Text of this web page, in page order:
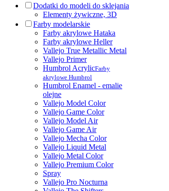
Dodatki do modeli do sklejania
Elementy żywiczne, 3D
Farby modelarskie
Farby akrylowe Hataka
Farby akrylowe Heller
Vallejo True Metallic Metal
Vallejo Primer
Humbrol AcrylicFarby
akrylowe Humbrol
Humbrol Enamel - emalie
olejne
Vallejo Model Color
Vallejo Game Color
Vallejo Model Air
Vallejo Game Air
Vallejo Mecha Color
Vallejo Liquid Metal
Vallejo Metal Color
Vallejo Premium Color
Spray
Vallejo Pro Nocturna